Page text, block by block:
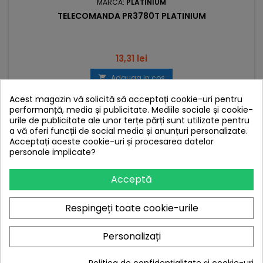
MARCA: PLATINIUM
TELECOMANDA PR3780T PLATINIUM
Pret
13,31 lei
 Adauga in cos
In stoc
Nou
Acest magazin vă solicită să acceptați cookie-uri pentru
performanță, media și publicitate. Mediile sociale și cookie-
urile de publicitate ale unor terțe părți sunt utilizate pentru
a vă oferi funcții de social media și anunțuri personalizate.
Acceptați aceste cookie-uri și procesarea datelor
personale implicate?
Acceptă
Respingeți toate cookie-urile
Personalizați